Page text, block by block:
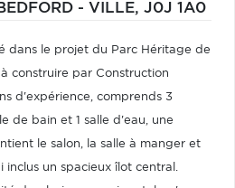
- VILLE, J0J 1A0
dans le projet du Parc Héritage de
construire par Construction
d'expérience, comprends 3
de bain et 1 salle d'eau, une
le salon, la salle à manger et
un spacieux îlot central.